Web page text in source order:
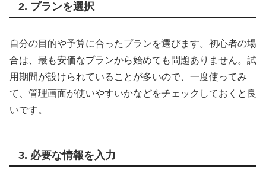
2. プランを選択
自分の目的や予算に合ったプランを選びます。初心者の場
合は、最も安価なプランから始めても問題ありません。試
用期間が設けられていることが多いので、一度使ってみ
て、管理画面が使いやすいかなどをチェックしておくと良
いです。
3. 必要な情報を入力